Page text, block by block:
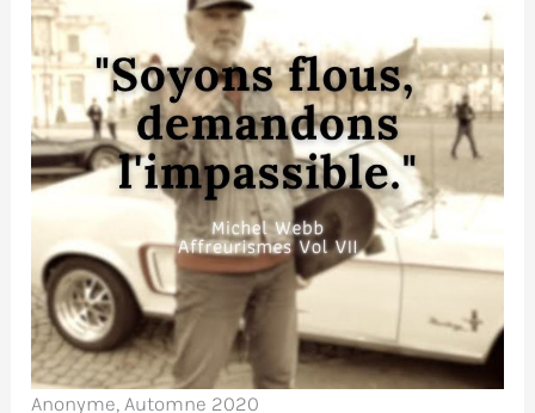
Anonyme, Automne 2020